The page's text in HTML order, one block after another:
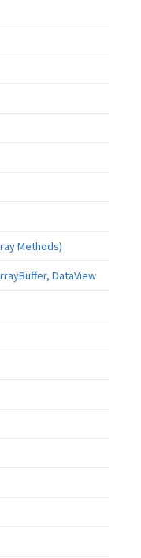
Methods)
DataView